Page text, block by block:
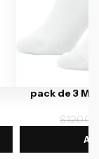
pack de 3
$